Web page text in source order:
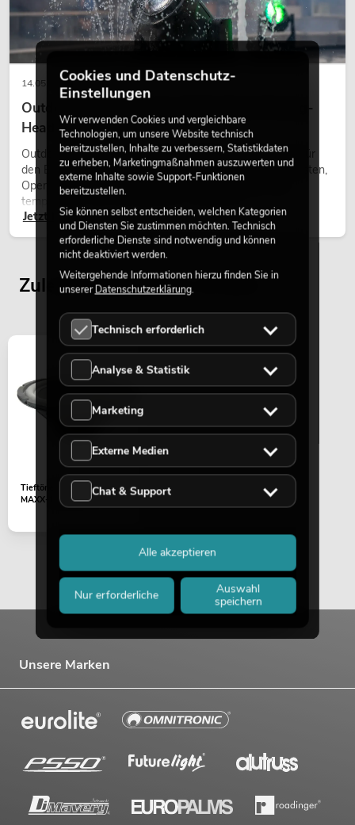
14.05.2026
Outdoor Moving-Heads: Wetterfeste Moving-
Heads bei Events
Outdoor Moving-Heads sind bewegliche Scheinwerfer für
den Einsatz im Freien. Sie werden bei Festivals, Stadtfesten,
Open-Air-Konzerten, Architekturinszenierungen und
temporären Außeninstallationen eingesetzt.
Jetzt lesen
Zuletzt angesehene Artikel
Tieftöner 12" 4Ohm
MAXX-1206DSP 2.1
Unsere Marken
Cookies und Datenschutz-
Einstellungen
Wir verwenden Cookies und vergleichbare
Technologien, um unsere Website technisch
bereitzustellen, Inhalte zu verbessern, Statistikdaten
zu erheben, Marketingmaßnahmen auszuwerten und
externe Inhalte sowie Support-Funktionen
bereitzustellen.
Sie können selbst entscheiden, welchen Kategorien
und Diensten Sie zustimmen möchten. Technisch
erforderliche Dienste sind notwendig und können
nicht deaktiviert werden.
Weitergehende Informationen hierzu finden Sie in
unsererDatenschutzerklärung.
Technisch erforderlich
Analyse & Statistik
Marketing
Externe Medien
Chat & Support
Nur erforderliche
Auswahl
speichern
Alle akzeptieren